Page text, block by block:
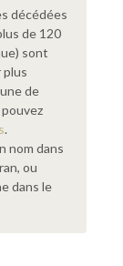
décédées
de 120
sont
plus
de
.
nom dans
ou
dans le